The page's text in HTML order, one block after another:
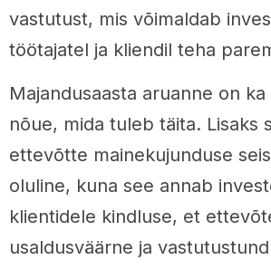
vastutust, mis võimaldab
töötajatel ja kliendil teha
Majandusaasta aruanne on
nõue, mida tuleb täita. Lisaks
ettevõtte mainekujunduse
oluline, kuna see annab
klientidele kindluse, et
usaldusväärne ja